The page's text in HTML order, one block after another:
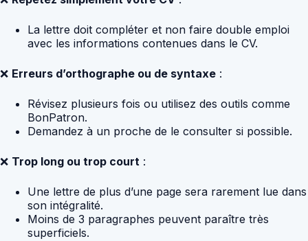
La lettre doit compléter et non faire double emploi
avec les informations contenues dans le CV.
❌ Erreurs d’orthographe ou de syntaxe :
Révisez plusieurs fois ou utilisez des outils comme
BonPatron.
Demandez à un proche de le consulter si possible.
❌ Trop long ou trop court :
Une lettre de plus d’une page sera rarement lue dans
son intégralité.
Moins de 3 paragraphes peuvent paraître très
superficiels.